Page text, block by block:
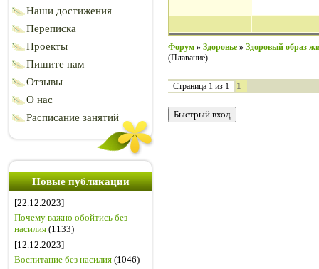
Наши достижения
Переписка
Проекты
Пишите нам
Отзывы
О нас
Расписание занятий
Новые публикации
[22.12.2023]
Почему важно обойтись без
насилия (1133)
[12.12.2023]
Воспитание без насилия (1046)
Форум » Здоровье » Здоровый образ
(Плавание)
Страница 1 из 1 1